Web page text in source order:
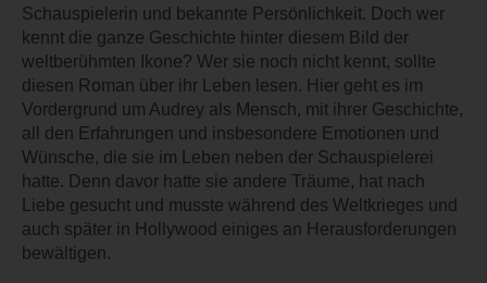
Schauspielerin und bekannte Persönlichkeit. Doch wer
kennt die ganze Geschichte hinter diesem Bild der
weltberühmten Ikone? Wer sie noch nicht kennt, sollte
diesen Roman über ihr Leben lesen. Hier geht es im
Vordergrund um Audrey als Mensch, mit ihrer Geschichte,
all den Erfahrungen und insbesondere Emotionen und
Wünsche, die sie im Leben neben der Schauspielerei
hatte. Denn davor hatte sie andere Träume, hat nach
Liebe gesucht und musste während des Weltkrieges und
auch später in Hollywood einiges an Herausforderungen
bewältigen.